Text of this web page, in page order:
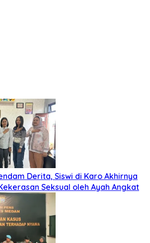
Derita, Siswi di Karo Akhirnya
Seksual oleh Ayah Angkat